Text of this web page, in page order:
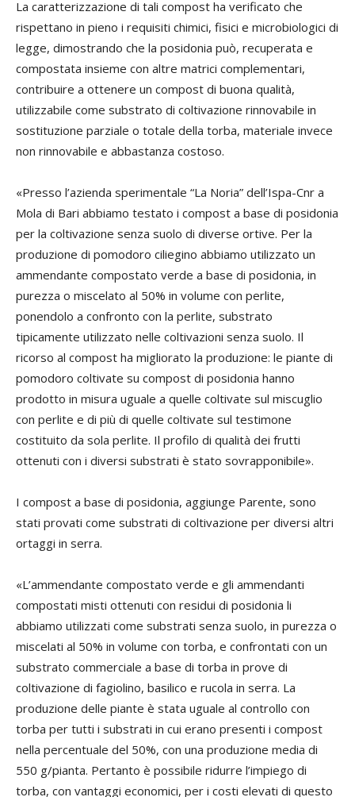
La caratterizzazione di tali compost ha verificato che
rispettano in pieno i requisiti chimici, fisici e microbiologici di
legge, dimostrando che la posidonia può, recuperata e
compostata insieme con altre matrici complementari,
contribuire a ottenere un compost di buona qualità,
utilizzabile come substrato di coltivazione rinnovabile in
sostituzione parziale o totale della torba, materiale invece
non rinnovabile e abbastanza costoso.
«Presso l’azienda sperimentale “La Noria” dell’Ispa-Cnr a
Mola di Bari abbiamo testato i compost a base di posidonia
per la coltivazione senza suolo di diverse ortive. Per la
produzione di pomodoro ciliegino abbiamo utilizzato un
ammendante compostato verde a base di posidonia, in
purezza o miscelato al 50% in volume con perlite,
ponendolo a confronto con la perlite, substrato
tipicamente utilizzato nelle coltivazioni senza suolo. Il
ricorso al compost ha migliorato la produzione: le piante di
pomodoro coltivate su compost di posidonia hanno
prodotto in misura uguale a quelle coltivate sul miscuglio
con perlite e di più di quelle coltivate sul testimone
costituito da sola perlite. Il profilo di qualità dei frutti
ottenuti con i diversi substrati è stato sovrapponibile».
I compost a base di posidonia, aggiunge Parente, sono
stati provati come substrati di coltivazione per diversi altri
ortaggi in serra.
«L’ammendante compostato verde e gli ammendanti
compostati misti ottenuti con residui di posidonia li
abbiamo utilizzati come substrati senza suolo, in purezza o
miscelati al 50% in volume con torba, e confrontati con un
substrato commerciale a base di torba in prove di
coltivazione di fagiolino, basilico e rucola in serra. La
produzione delle piante è stata uguale al controllo con
torba per tutti i substrati in cui erano presenti i compost
nella percentuale del 50%, con una produzione media di
550 g/pianta. Pertanto è possibile ridurre l’impiego di
torba, con vantaggi economici, per i costi elevati di questo